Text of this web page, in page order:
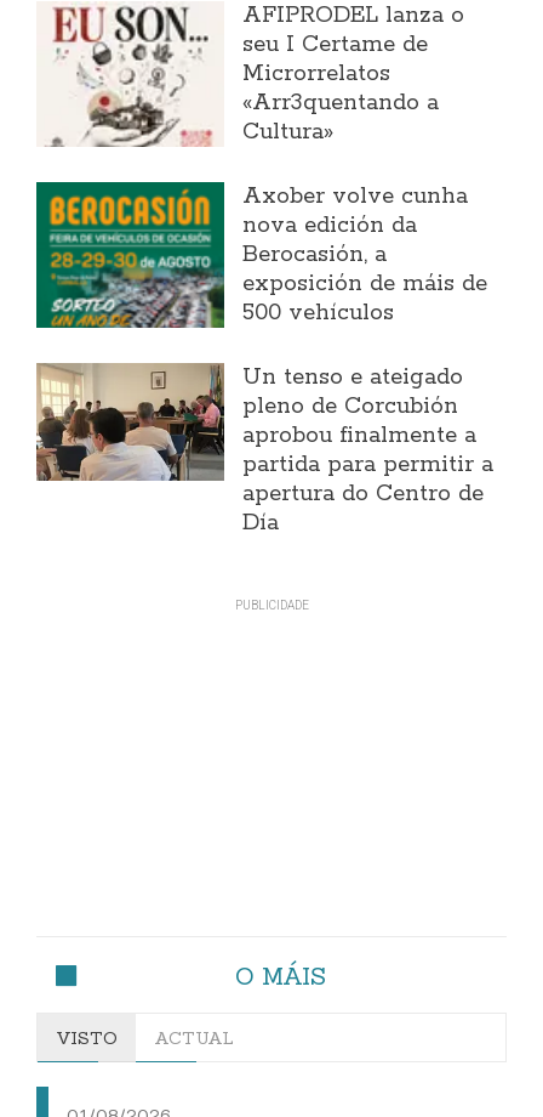
AFIPRODEL lanza o
seu I Certame de
Microrrelatos
«Arr3quentando a
Cultura»
Axober volve cunha
nova edición da
Berocasión, a
exposición de máis de
500 vehículos
Un tenso e ateigado
pleno de Corcubión
aprobou finalmente a
partida para permitir a
apertura do Centro de
Día
O MÁIS
VISTO ACTUAL